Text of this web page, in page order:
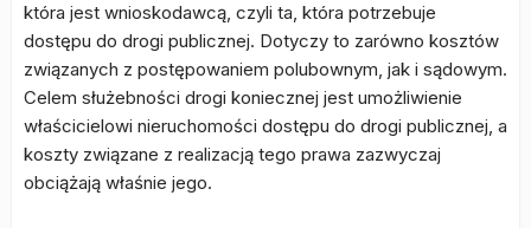
która jest wnioskodawcą, czyli ta, która potrzebuje
dostępu do drogi publicznej. Dotyczy to zarówno kosztów
związanych z postępowaniem polubownym, jak i sądowym.
Celem służebności drogi koniecznej jest umożliwienie
właścicielowi nieruchomości dostępu do drogi publicznej, a
koszty związane z realizacją tego prawa zazwyczaj
obciążają właśnie jego.